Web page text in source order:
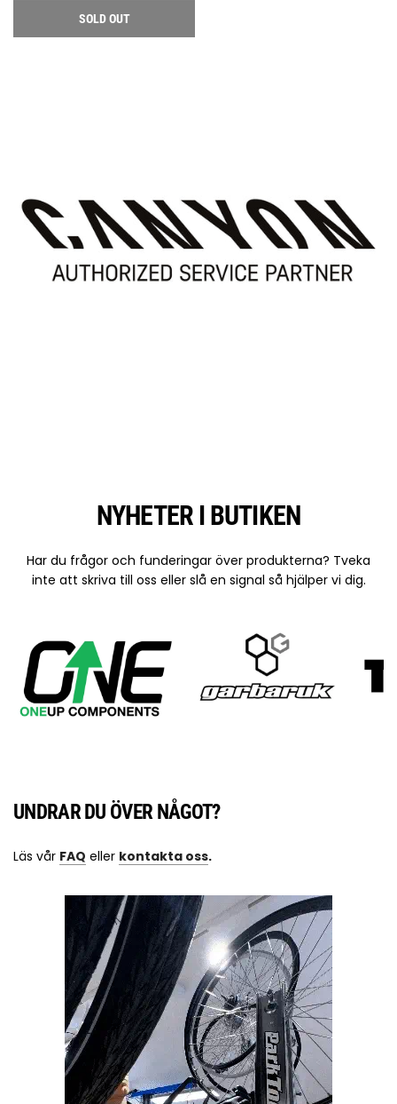
SOLD OUT
NYHETER I BUTIKEN
Har du frågor och funderingar över produkterna? Tveka
inte att skriva till oss eller slå en signal så hjälper vi dig.
UNDRAR DU ÖVER NÅGOT?
Läs vår FAQ eller kontakta oss.